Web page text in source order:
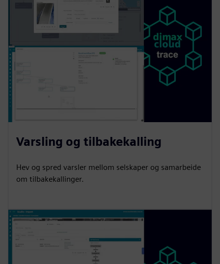
Varsling og tilbakekalling
Hev og spred varsler mellom selskaper og samarbeide
om tilbakekallinger.